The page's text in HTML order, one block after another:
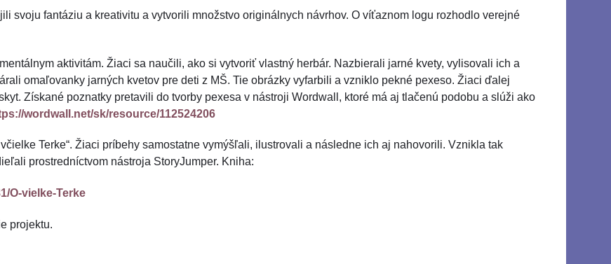
svoju fantáziu a kreativitu a vytvorili množstvo originálnych návrhov. O víťaznom logu rozhodlo verejné
aktivitám. Žiaci sa naučili, ako si vytvoriť vlastný herbár. Nazbierali jarné kvety, vylisovali ich a
omaľovanky jarných kvetov pre deti z MŠ. Tie obrázky vyfarbili a vzniklo pekné pexeso. Žiaci ďalej
Získané poznatky pretavili do tvorby pexesa v nástroji Wordwall, ktoré má aj tlačenú podobu a slúži ako
wordwall.net/sk/resource/112524206
Terke“. Žiaci príbehy samostatne vymýšľali, ilustrovali a následne ich aj nahovorili. Vznikla tak
prostredníctvom nástroja StoryJumper. Kniha:
O-vielke-Terke
projektu.